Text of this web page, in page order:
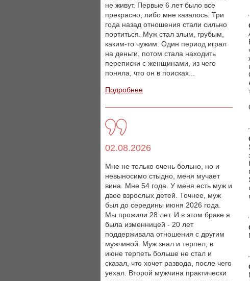
не живут. Первые 6 лет было все
прекрасно, либо мне казалось. Три
года назад отношения стали сильно
портиться. Муж стал злым, грубым,
каким-то чужим. Один период играл
на деньги, потом стала находить
переписки с женщинами, из чего
поняла, что он в поисках...
Подробнее
02.08.2026
Мне не только очень больно, но и
невыносимо стыдно, меня мучает
вина. Мне 54 года. У меня есть муж и
двое взрослых детей. Точнее, муж
был до середины июня 2026 года.
Мы прожили 28 лет. И в этом браке я
была изменницей - 20 лет
поддерживала отношения с другим
мужчиной. Муж знал и терпел, в
июне терпеть больше не стал и
сказал, что хочет развода, после чего
уехал. Второй мужчина практически